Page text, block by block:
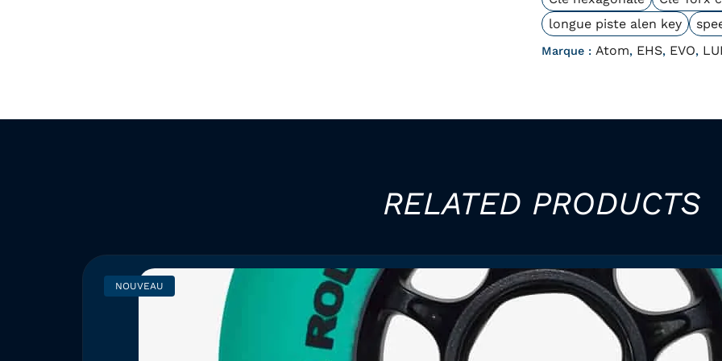
longue piste alen key
Marque : Atom, EHS, EVO,
RELATED PRODUCTS
NOUVEAU